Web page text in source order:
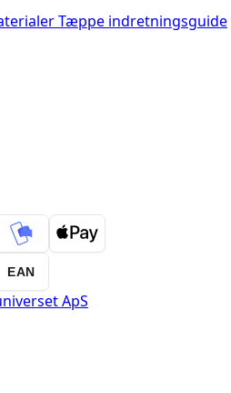
Tæppe indretningsguide
EAN
ApS